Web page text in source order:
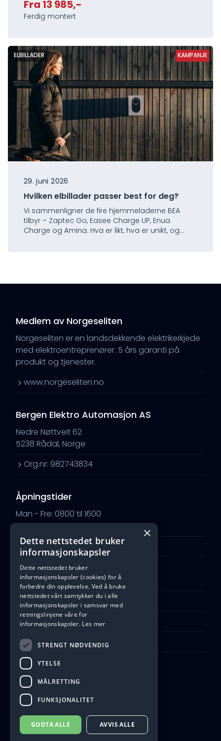
Fra 13 985,-
Ferdig montert
ELBILLADER KAMPANJE
KAMPANJE
KAMPANJE
KAMPANJE
29. juni 2026
Hvilken elbillader passer best for deg?
Vi sammenligner de fire hjemmeladerne BEA
tilbyr – Zaptec Go, Easee Charge UP, Enua
Charge og Amina. Hva er likt, hva er unikt, og
Medlem av Norgeseliten
Norgeseliten er en landsdekkende elektrikerkjede
med elektroentreprenører. 5 års garanti på
produkt og tjenester.
www.norgeseliten.no
Bergen Elektro Automasjon AS
Nedre Nøttveit 62
5238 Rådal, Norge
Org.nr: 982743834
Åpningstider
Man - Fre: 0800 til 1600
Åpne Google Maps
Ta kontakt
Telefon: +47 55 91 33 19
Kontaktskjema
firmapost@b-e-a.no
×
Dette nettstedet bruker
informasjonskapsler
Dette nettstedet bruker
informasjonskapsler (cookies) for å
forbedre din opplevelse. Ved å bruke
nettstedet vårt samtykker du i alle
informasjonskapsler i samsvar med
retningslinjene våre for
informasjonskapsler. Les mer
STRENGT NØDVENDIG
YTELSE
MÅLRETTING
FUNKSJONALITET
GODTA ALLE AVVIS ALLE